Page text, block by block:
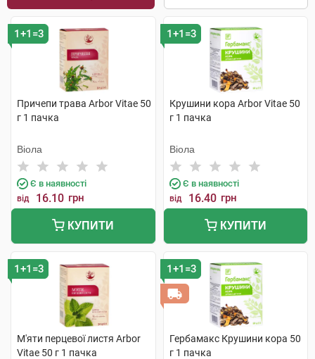
1+1=3
Причепи трава Arbor Vitae 50
г 1 пачка
Віола
Є в наявності
від 16.10 грн
КУПИТИ
1+1=3
Крушини кора Arbor Vitae 50
г 1 пачка
Віола
Є в наявності
від 16.40 грн
КУПИТИ
1+1=3
М'яти перцевої листя Arbor
Vitae 50 г 1 пачка
1+1=3
Гербамакс Крушини кора 50
г 1 пачка